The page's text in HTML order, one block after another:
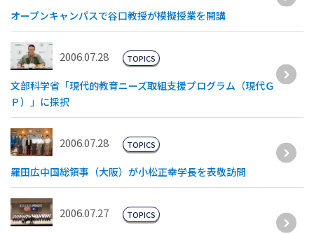
オープンキャンパスで谷口教授が模擬授業を開講
2006.07.28
文部科学省「現代的教育ニーズ取組支援プログラム（現代Ｇ
Ｐ）」に採択
TOPICS
2006.07.28
羅田広中国総領事（大阪）が小松正幸学長を表敬訪問
TOPICS
2006.07.27 TOPICS